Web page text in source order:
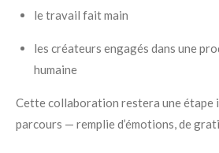
le travail fait main
les créateurs engagés dans une
humaine
Cette collaboration restera une étape
parcours — remplie d’émotions, de